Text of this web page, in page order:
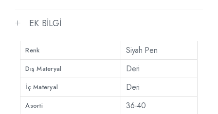
EK BILGI
Renk Siyah Pen
Dış Materyal Deri
İç Materyal Deri
Asorti 36-40